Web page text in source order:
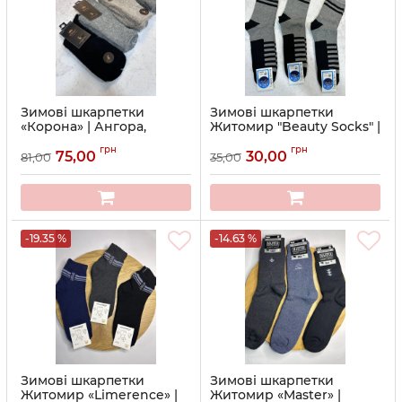
Зимові шкарпетки
«Корона» | Ангора,
41-47
Артикул: 10-А-1552-1
81,00 75,00 грн
Зимові шкарпетки
Житомир "Beauty Socks" |
шкарпетки • Розмір: 27-31
Артикул: 12-45-81
35,00 30,00 грн
-19.35 %
Зимові шкарпетки
Житомир «Limerence» |
-14.63 %
Зимові шкарпетки
Житомир «Master» |